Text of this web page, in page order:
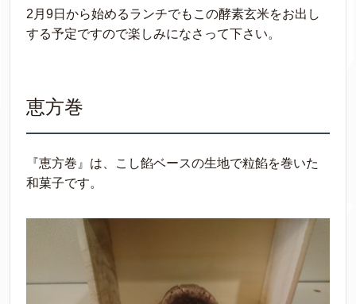
2月9日から始めるランチでもこの酵素玄米をお出し
する予定ですので楽しみになさって下さい。
恵方巻
『恵方巻』は、こし餡ベースの生地で粒餡を巻いた
和菓子です。